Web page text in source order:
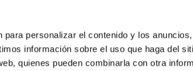
personalizar el contenido y los
información sobre el uso que haga del
quienes pueden combinarla con otra